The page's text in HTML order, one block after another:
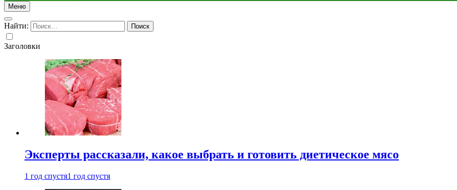
Меню
Найти:
Заголовки
Эксперты рассказали, какое выбрать и готовить диетическое мясо
1 год спустя1 год спустя